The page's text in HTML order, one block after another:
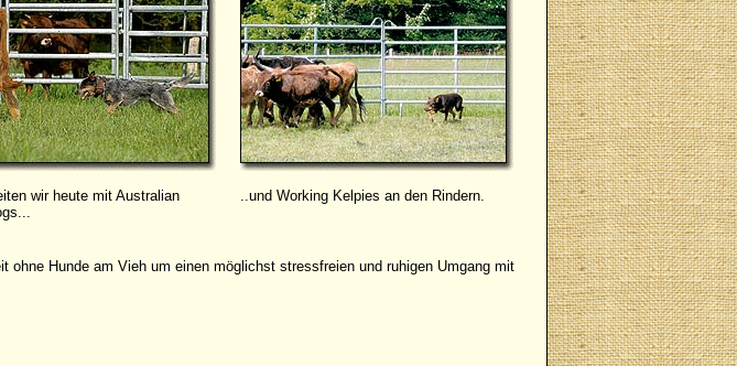
wir heute mit Australian
..und Working Kelpies an den Rindern.
ohne Hunde am Vieh um einen möglichst stressfreien und ruhigen Umgang mit